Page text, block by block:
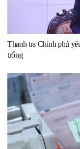
Thanh tra Chính phủ
trống